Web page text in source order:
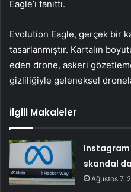
Eagle’ı tanıttı.
Evolution Eagle, gerçek bir
tasarlanmıştır. Kartalın
eden drone, askeri
gizliliğiyle geleneksel
İlgili Makaleler
Instagram
skandal
Ağustos 7,